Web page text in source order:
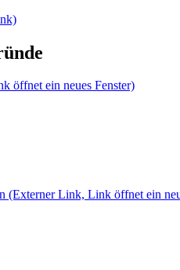
öffnet ein neues Fenster)
(Externer Link, Link öffnet ein